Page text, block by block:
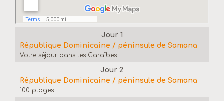
Jour 1
République Dominicaine / péninsule de Samana
Votre séjour dans les Caraïbes
Jour 2
République Dominicaine / péninsule de Samana
100 plages